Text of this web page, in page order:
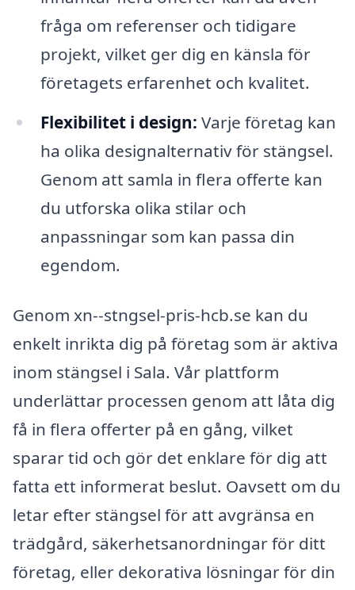
fråga om referenser och tidigare
projekt, vilket ger dig en känsla för
företagets erfarenhet och kvalitet.
Flexibilitet i design: Varje företag kan
ha olika designalternativ för stängsel.
Genom att samla in flera offerte kan
du utforska olika stilar och
anpassningar som kan passa din
egendom.
Genom xn--stngsel-pris-hcb.se kan du
enkelt inrikta dig på företag som är aktiva
inom stängsel i Sala. Vår plattform
underlättar processen genom att låta dig
få in flera offerter på en gång, vilket
sparar tid och gör det enklare för dig att
fatta ett informerat beslut. Oavsett om du
letar efter stängsel för att avgränsa en
trädgård, säkerhetsanordningar för ditt
företag, eller dekorativa lösningar för din